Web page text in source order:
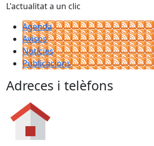
L'actualitat a un clic
Agenda
Avisos
Notícies
Publicacions
Adreces i telèfons